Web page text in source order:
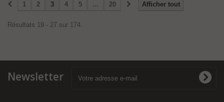
Afficher tout
1 2 3 4 5 ... 20
Résultats 19 - 27 sur 174.
Newsletter